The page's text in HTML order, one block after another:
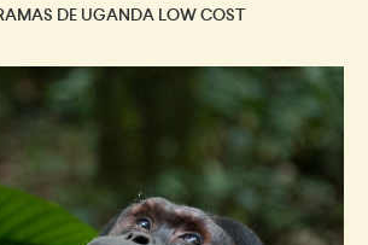
DE UGANDA LOW COST